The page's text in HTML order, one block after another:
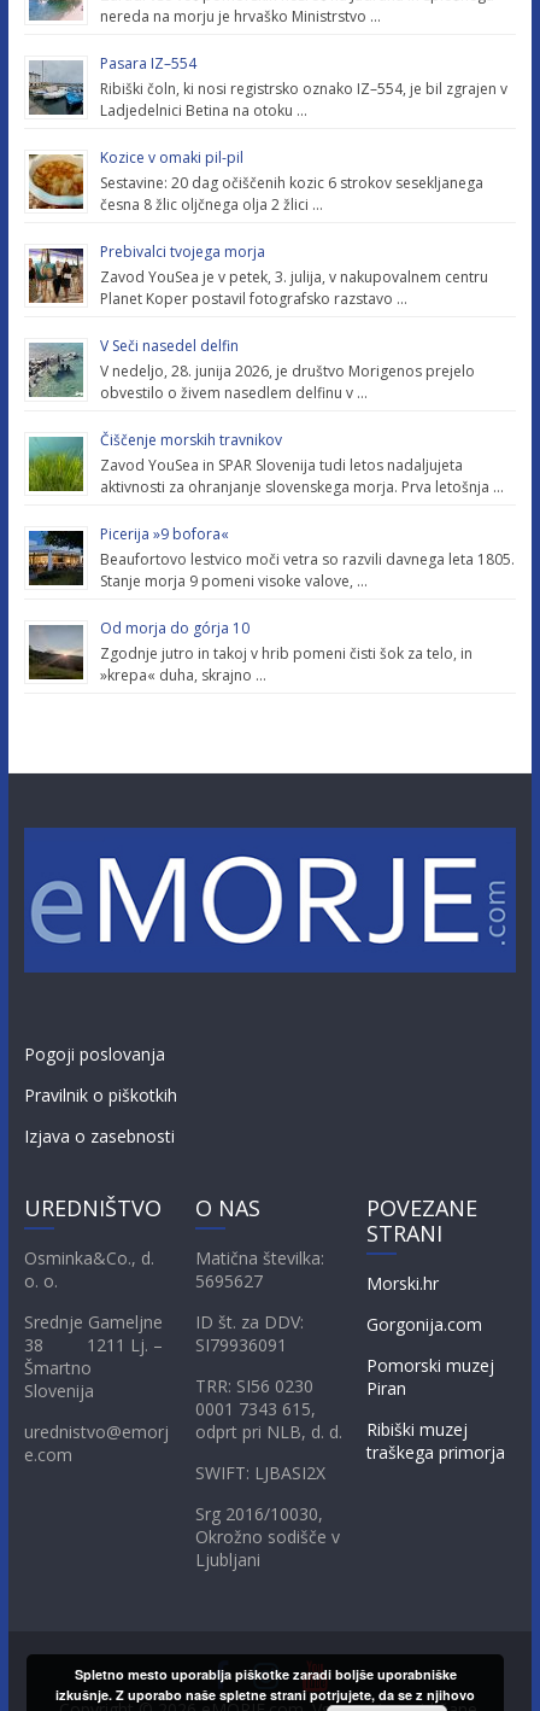
nereda na morju je hrvaško Ministrstvo …
Pasara IZ–554
Ribiški čoln, ki nosi registrsko oznako IZ–554, je bil zgrajen v
Ladjedelnici Betina na otoku …
Kozice v omaki pil-pil
Sestavine: 20 dag očiščenih kozic 6 strokov sesekljanega
česna 8 žlic oljčnega olja 2 žlici …
Prebivalci tvojega morja
Zavod YouSea je v petek, 3. julija, v nakupovalnem centru
Planet Koper postavil fotografsko razstavo …
V Seči nasedel delfin
V nedeljo, 28. junija 2026, je društvo Morigenos prejelo
obvestilo o živem nasedlem delfinu v …
Čiščenje morskih travnikov
Zavod YouSea in SPAR Slovenija tudi letos nadaljujeta
aktivnosti za ohranjanje slovenskega morja. Prva letošnja …
Picerija »9 bofora«
Beaufortovo lestvico moči vetra so razvili davnega leta 1805.
Stanje morja 9 pomeni visoke valove, …
Od morja do górja 10
Zgodnje jutro in takoj v hrib pomeni čisti šok za telo, in
»krepa« duha, skrajno …
Pogoji poslovanja
Pravilnik o piškotkih
Izjava o zasebnosti
UREDNIŠTVO
Osminka&Co., d.
o. o.
Srednje Gameljne
38 1211 Lj. –
Šmartno
Slovenija
urednistvo@emorj
e.com
O NAS
Matična številka:
5695627
ID št. za DDV:
SI79936091
TRR: SI56 0230
0001 7343 615,
odprt pri NLB, d. d.
SWIFT: LJBASI2X
Srg 2016/10030,
Okrožno sodišče v
Ljubljani
POVEZANE
STRANI
Morski.hr
Gorgonija.com
Pomorski muzej
Piran
Ribiški muzej
traškega primorja
Spletno mesto uporablja piškotke zaradi boljše uporabniške
izkušnje. Z uporabo naše spletne strani potrjujete, da se z njihovo